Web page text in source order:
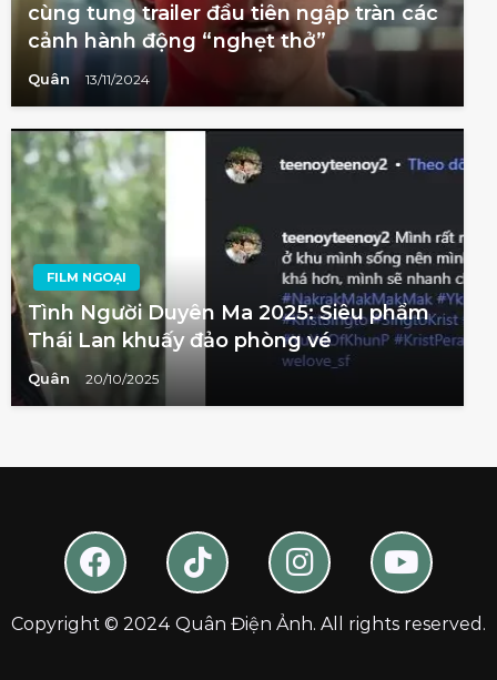
cùng tung trailer đầu tiên ngập tràn các
cảnh hành động “nghẹt thở”
Quân 13/11/2024
FILM NGOẠI
Tình Người Duyên Ma 2025: Siêu phẩm
Thái Lan khuấy đảo phòng vé
Quân 20/10/2025
Copyright © 2024 Quân Điện Ảnh. All rights reserved.